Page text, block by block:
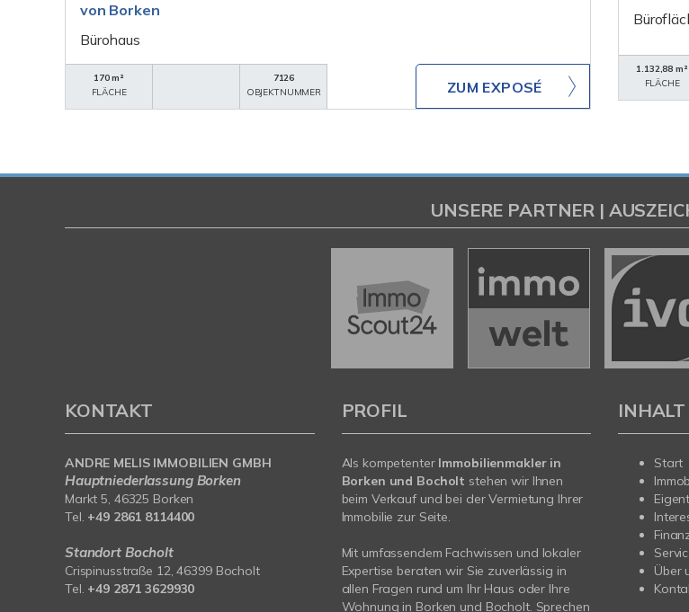
von Borken
Bürohaus
170 m²
FLÄCHE
7126
OBJEKTNUMMER
ZUM EXPOSÉ
1.132,88 m²
FLÄCHE
UNSERE PARTNER |
KONTAKT
ANDRE MELIS IMMOBILIEN GMBH
Hauptniederlassung Borken
Markt 5, 46325 Borken
Tel. +49 2861 8114400
Standort Bocholt
Crispinusstraße 12, 46399 Bocholt
Tel. +49 2871 3629930
PROFIL
Als kompetenter Immobilienmakler in
Borken und Bocholt stehen wir Ihnen
beim Verkauf und bei der Vermietung Ihrer
Immobilie zur Seite.
Mit umfassendem Fachwissen und lokaler
Expertise beraten wir Sie zuverlässig in
allen Fragen rund um Ihr Haus oder Ihre
Wohnung in Borken und Bocholt. Sprechen
INHALT
Start
Über